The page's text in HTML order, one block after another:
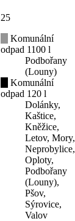
25
Komunální
odpad 1100 l
Podbořany
(Louny)
Komunální
odpad 120 l
Dolánky,
Kaštice,
Kněžice,
Letov, Mory,
Neprobylice,
Oploty,
Podbořany
(Louny),
Pšov,
Sýrovice,
Valov